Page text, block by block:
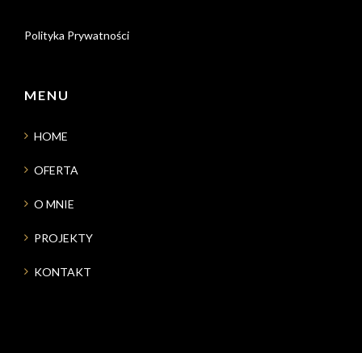
Polityka Prywatności
MENU
HOME
OFERTA
O MNIE
PROJEKTY
KONTAKT